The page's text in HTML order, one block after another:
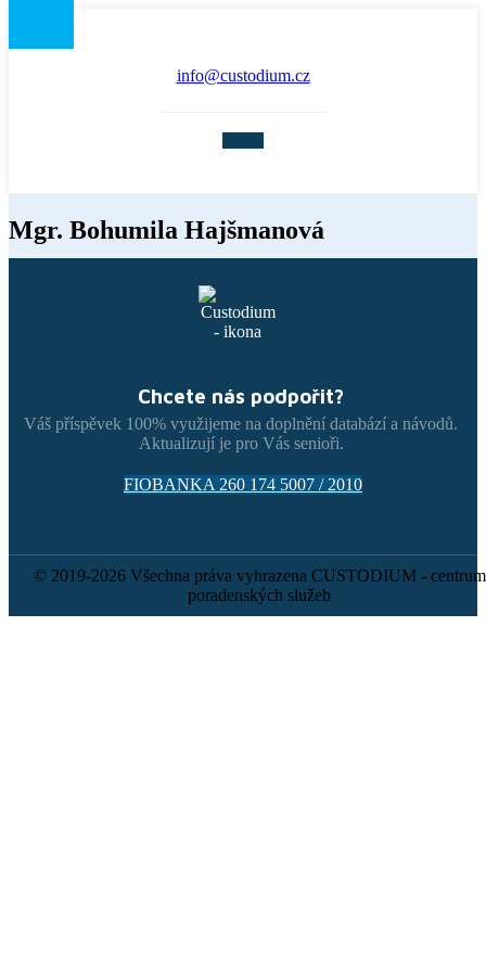
info@custodium.cz
Mgr. Bohumila Hajšmanová
Chcete nás podpořit?
Váš příspěvek 100% využijeme na doplnění databází a návodů.
Aktualizují je pro Vás senioři.
FIOBANKA 260 174 5007 / 2010
© 2019-2026 Všechna práva vyhrazena CUSTODIUM - centrum
poradenských služeb